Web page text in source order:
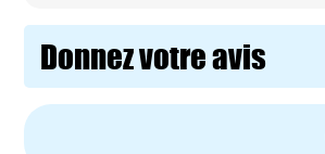
Donnez votre avis